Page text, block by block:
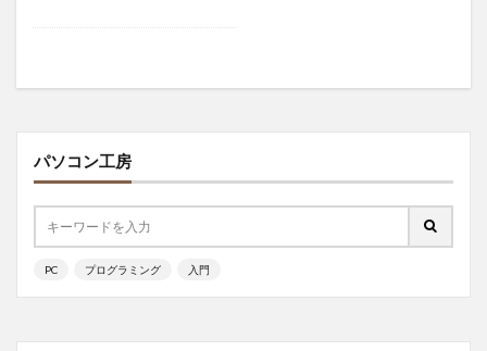
パソコン工房
PC プログラミング 入門